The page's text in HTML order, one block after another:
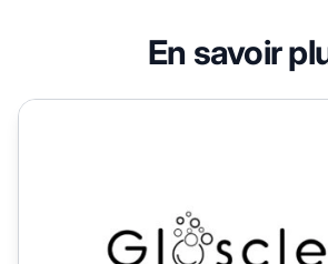
En savoir
Contact du département affilié